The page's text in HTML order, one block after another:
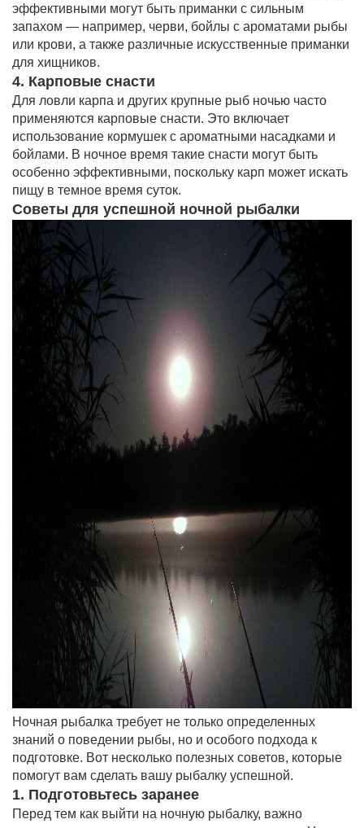
эффективными могут быть приманки с сильным
запахом — например, черви, бойлы с ароматами рыбы
или крови, а также различные искусственные приманки
для хищников.
4. Карповые снасти
Для ловли карпа и других крупные рыб ночью часто
применяются карповые снасти. Это включает
использование кормушек с ароматными насадками и
бойлами. В ночное время такие снасти могут быть
особенно эффективными, поскольку карп может искать
пищу в темное время суток.
Советы для успешной ночной рыбалки
Ночная рыбалка требует не только определенных
знаний о поведении рыбы, но и особого подхода к
подготовке. Вот несколько полезных советов, которые
помогут вам сделать вашу рыбалку успешной.
1. Подготовьтесь заранее
Перед тем как выйти на ночную рыбалку, важно